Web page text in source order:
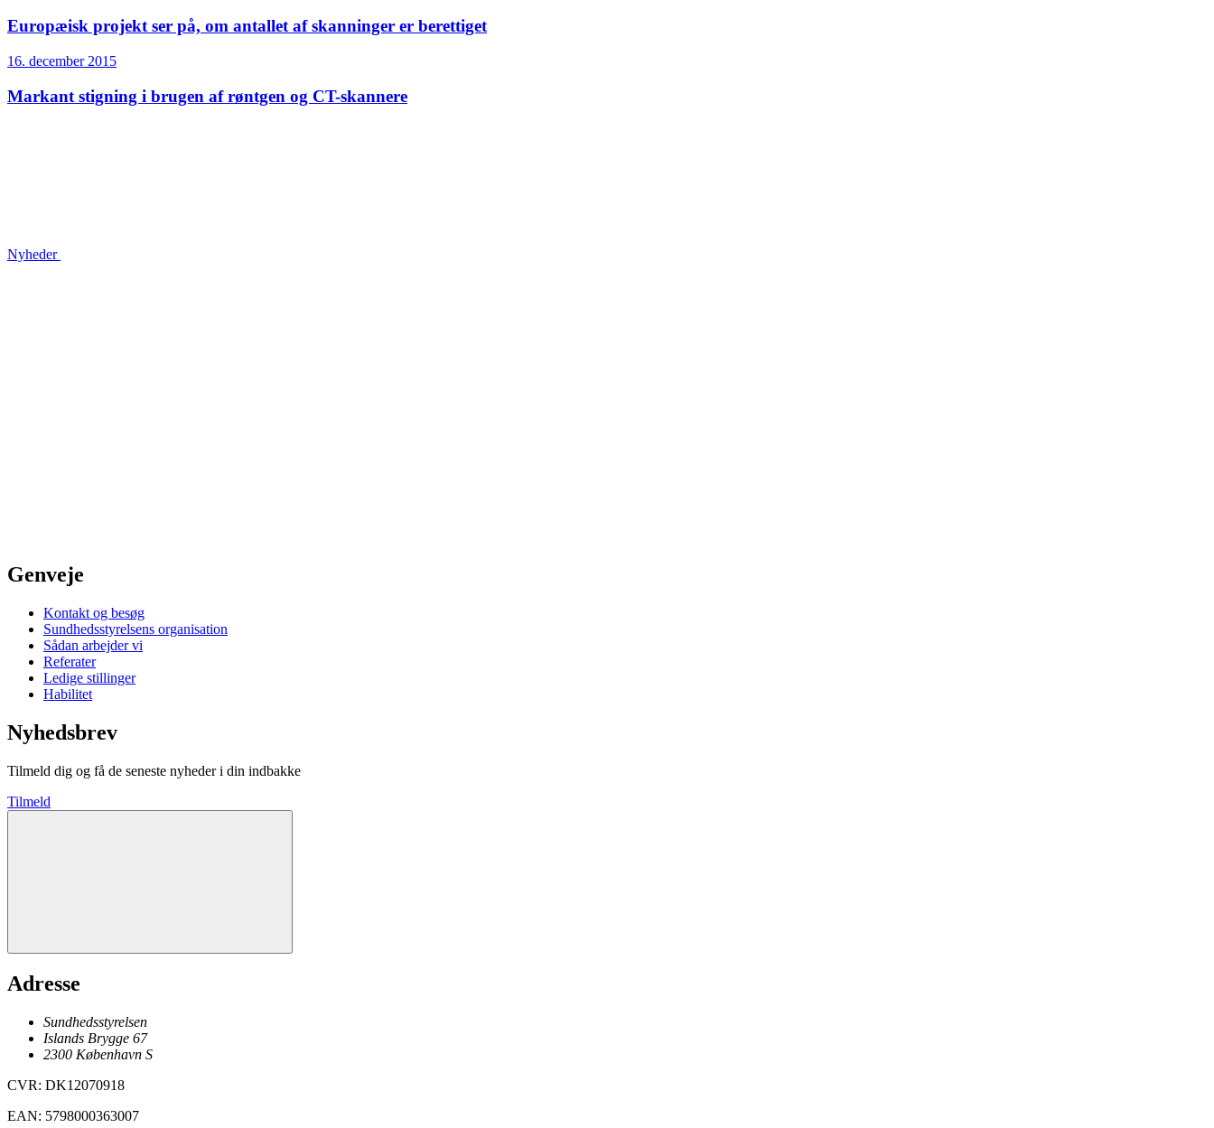
Europæisk projekt ser på, om antallet af skanninger er berettiget
16. december 2015
Markant stigning i brugen af røntgen og CT-skannere
Nyheder
Genveje
Kontakt og besøg
Sundhedsstyrelsens organisation
Sådan arbejder vi
Referater
Ledige stillinger
Habilitet
Nyhedsbrev
Tilmeld dig og få de seneste nyheder i din indbakke
Tilmeld
Adresse
Sundhedsstyrelsen
Islands Brygge 67
2300 København S
CVR: DK12070918
EAN: 5798000363007